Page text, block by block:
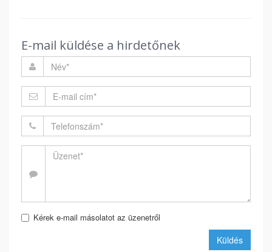
E-mail küldése a hirdetőnek
Kérek e-mail másolatot az üzenetről
Küldés